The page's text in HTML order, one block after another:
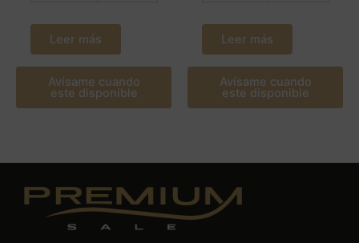
Leer más
Avísame cuando
este disponible
Leer más
Avísame cuando
este disponible